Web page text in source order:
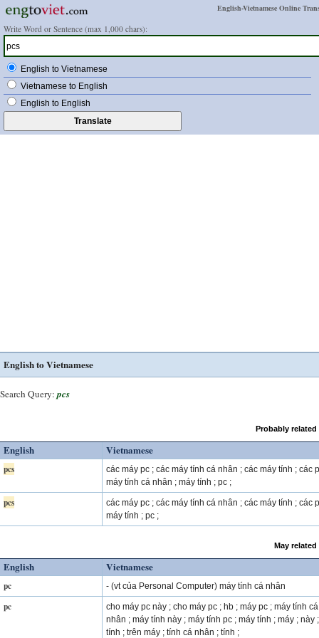
English-Vietnamese Online
Write Word or Sentence (max 1,000 chars):
English to Vietnamese
Vietnamese to English
English to English
English to Vietnamese
Search Query: pcs
Probably
English Vietnamese
pcs
các máy pc ; các máy tính cá nhân ; các máy tính ; các
máy tính cá nhân ; máy tính ; pc ;
pcs
các máy pc ; các máy tính cá nhân ; các máy tính ; các
máy tính ; pc ;
May
English Vietnamese
pc - (vt của Personal Computer) máy tính cá nhân
pc
cho máy pc này ; cho máy pc ; hb ; máy pc ; máy tính cá
nhân ; máy tính này ; máy tính pc ; máy tính ; máy ; này
tính ; trên máy ; tính cá nhân ; tính ;